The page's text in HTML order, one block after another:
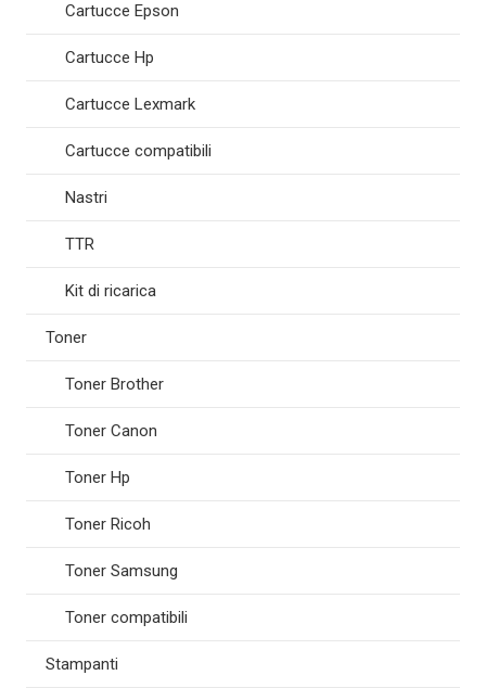
Cartucce Epson
Cartucce Hp
Cartucce Lexmark
Cartucce compatibili
Nastri
TTR
Kit di ricarica
Toner
Toner Brother
Toner Canon
Toner Hp
Toner Ricoh
Toner Samsung
Toner compatibili
Stampanti